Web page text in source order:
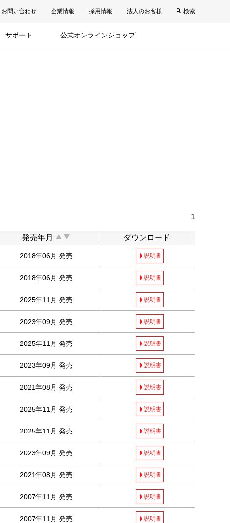
お問い合わせ 企業情報 採用情報 法人のお客様 検索
サポート 公式オンラインショップ
1
発売年月 ダウンロード
2018年06月 発売 説明書
2018年06月 発売 説明書
2025年11月 発売 説明書
2023年09月 発売 説明書
2025年11月 発売 説明書
2023年09月 発売 説明書
2021年08月 発売 説明書
2025年11月 発売 説明書
2025年11月 発売 説明書
2023年09月 発売 説明書
2021年08月 発売 説明書
2007年11月 発売 説明書
2007年11月 発売 説明書